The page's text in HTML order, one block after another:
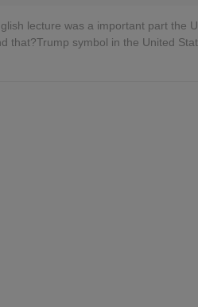
lecture was a important part the
that?Trump symbol in the United